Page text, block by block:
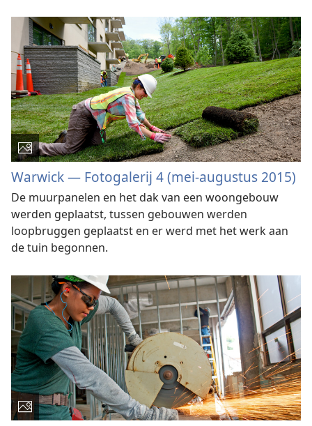
Warwick — Fotogalerij 4 (mei-augustus 2015)
De muurpanelen en het dak van een woongebouw
werden geplaatst, tussen gebouwen werden
loopbruggen geplaatst en er werd met het werk aan
de tuin begonnen.